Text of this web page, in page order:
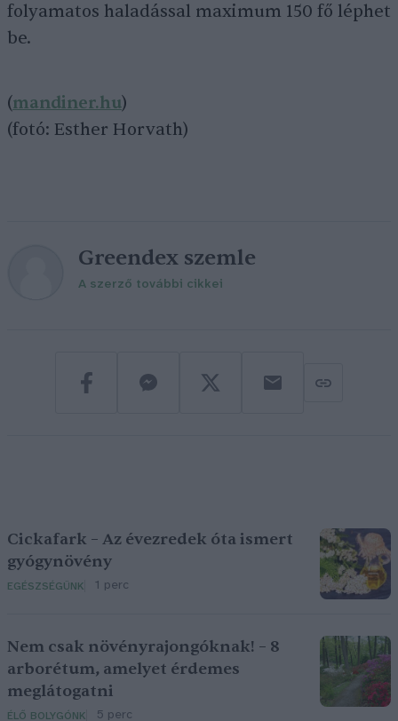
folyamatos haladással maximum 150 fő léphet
be.
(mandiner.hu)
(fotó: Esther Horvath)
Greendex szemle
A szerző további cikkei
Cickafark – Az évezredek óta ismert
gyógynövény
EGÉSZSÉGÜNK 1 perc
Nem csak növényrajongóknak! – 8
arborétum, amelyet érdemes
meglátogatni
ÉLŐ BOLYGÓNK 5 perc